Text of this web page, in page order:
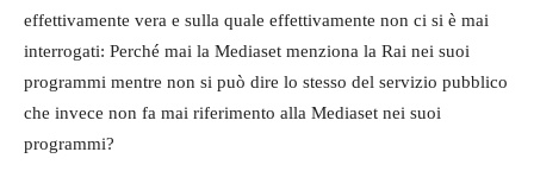
effettivamente vera e sulla quale effettivamente non ci si è mai
interrogati: Perché mai la Mediaset menziona la Rai nei suoi
programmi mentre non si può dire lo stesso del servizio pubblico
che invece non fa mai riferimento alla Mediaset nei suoi
programmi?